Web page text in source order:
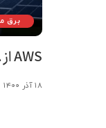
برق
AWS از ۱۸ پروژه تجدیدپذیر رونمایی کرد
۱۸ آذر ۱۴۰۰